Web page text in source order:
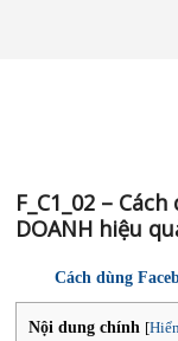
F_C1_02 –
DOANH hiệu
Cách dùng
Nội dung chính [